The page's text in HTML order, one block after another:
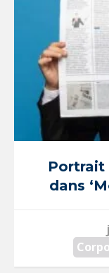
Portrait
dans